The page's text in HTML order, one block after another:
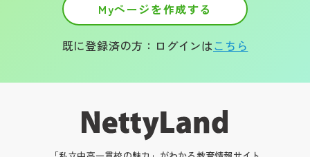
Myページを作成する
既に登録済の方：ログインはこちら